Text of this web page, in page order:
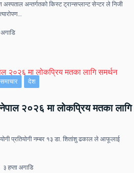
अन्तर्गतको किस्ट ट्रान्सप्लान्ट सेन्टर ले निजी
अगाडि
देश
२०२६ मा लोकप्रिय मतका लागि
प्रतियोगी नम्बर १३ डा. शितांशु ढकाल ले आफूलाई
३ हप्ता अगाडि